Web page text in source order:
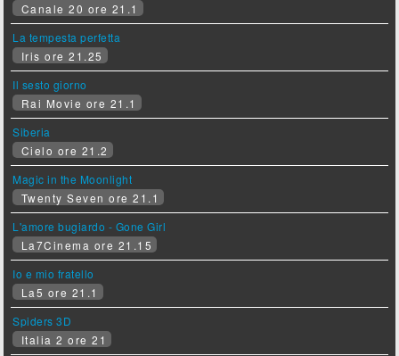
Canale 20 ore 21.1
La tempesta perfetta
Iris ore 21.25
Il sesto giorno
Rai Movie ore 21.1
Siberia
Cielo ore 21.2
Magic in the Moonlight
Twenty Seven ore 21.1
L'amore bugiardo - Gone Girl
La7Cinema ore 21.15
Io e mio fratello
La5 ore 21.1
Spiders 3D
Italia 2 ore 21